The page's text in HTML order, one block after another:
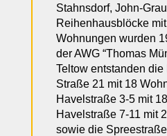
Stahnsdorf, John-
Reihenhausblöcke
Wohnungen wurden
der AWG “Thomas
Teltow entstanden
Straße 21 mit 18
Havelstraße 3-5 mit
Havelstraße 7-11 mit
sowie die